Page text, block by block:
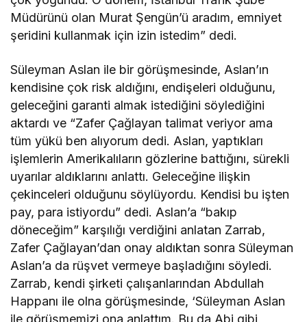
Müdürünü olan Murat Şengün’ü aradım, emniyet
şeridini kullanmak için izin istedim” dedi.
Süleyman Aslan ile bir görüşmesinde, Aslan’ın
kendisine çok risk aldığını, endişeleri olduğunu,
geleceğini garanti almak istediğini söylediğini
aktardı ve “Zafer Çağlayan talimat veriyor ama
tüm yükü ben alıyorum dedi. Aslan, yaptıkları
işlemlerin Amerikalıların gözlerine battığını, sürekli
uyarılar aldıklarını anlattı. Geleceğine ilişkin
çekinceleri olduğunu söylüyordu. Kendisi bu işten
pay, para istiyordu” dedi. Aslan’a “bakıp
döneceğim” karşılığı verdiğini anlatan Zarrab,
Zafer Çağlayan’dan onay aldıktan sonra Süleyman
Aslan’a da rüşvet vermeye başladığını söyledi.
Zarrab, kendi şirketi çalışanlarından Abdullah
Happanı ile olna görüşmesinde, ‘Süleyman Aslan
ile görüşmemizi ona anlattım. Bu da Abi gibi